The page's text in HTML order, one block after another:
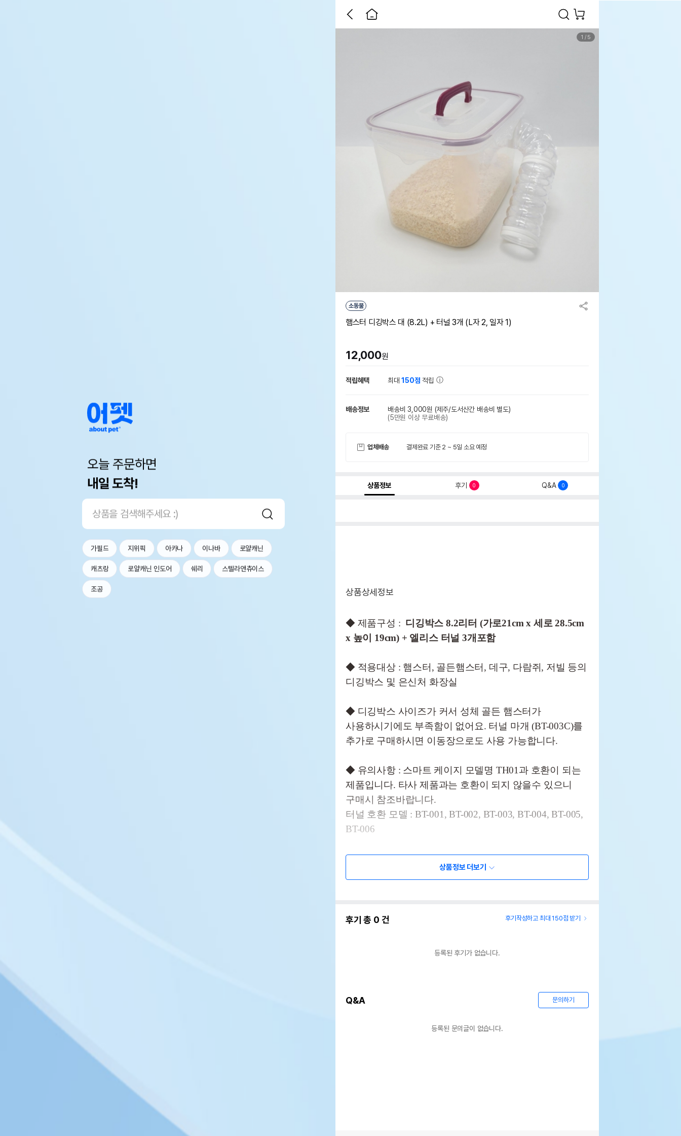
오늘 주문하면
내일 도착!
가필드 지위픽 아카나 이나바 로얄캐닌
캐츠랑 로얄캐닌 인도어 쉐리 스텔라앤츄이스
조공
1 / 5
소동물
햄스터 디깅박스 대 (8.2L) + 터널 3개 (L자 2, 일자 1)
12,000원
적립혜택 최대150점 적립
배송정보 배송비 3,000원 (제주/도서산간 배송비 별도)
(5만원 이상 무료배송)
업체배송 결제완료 기준 2 ~ 5일 소요 예정
상품정보 후기 0 Q&A 0
상품상세정보
◆ 제품구성 : 디깅박스 8.2리터 (가로21cm x 세로 28.5cm
x 높이 19cm) + 엘리스 터널 3개포함
◆ 적용대상 : 햄스터, 골든햄스터, 데구, 다람쥐, 저빌 등의
디깅박스 및 은신처 화장실
◆ 디깅박스 사이즈가 커서 성체 골든 햄스터가
사용하시기에도 부족함이 없어요. 터널 마개 (BT-003C)를
추가로 구매하시면 이동장으로도 사용 가능합니다.
◆ 유의사항 : 스마트 케이지 모델명 TH01과 호환이 되는
제품입니다. 타사 제품과는 호환이 되지 않을수 있으니
구매시 참조바랍니다.
터널 호환 모델 : BT-001, BT-002, BT-003, BT-004, BT-005,
BT-006
◆ 추천 : 스마트 케이지 TH01과 연결하여 사용하시면 더
상품정보 더보기
후기 총 0 건 후기작성하고 최대 150점 받기
등록된 후기가 없습니다.
Q&A 문의하기
등록된 문의글이 없습니다.